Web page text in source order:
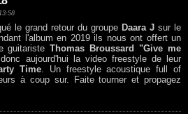
le grand retour du groupe Daara Jsur le
l'album en 2019 ils nous ont offert un
guitaristeThomas Broussard "Give me
aujourd'hui la video freestyle de leur
Time. Un freestyle acoustique full of
à coup sur. Faite tourner et propagez